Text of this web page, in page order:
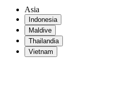
Asia
Indonesia
Maldive
Thailandia
Vietnam